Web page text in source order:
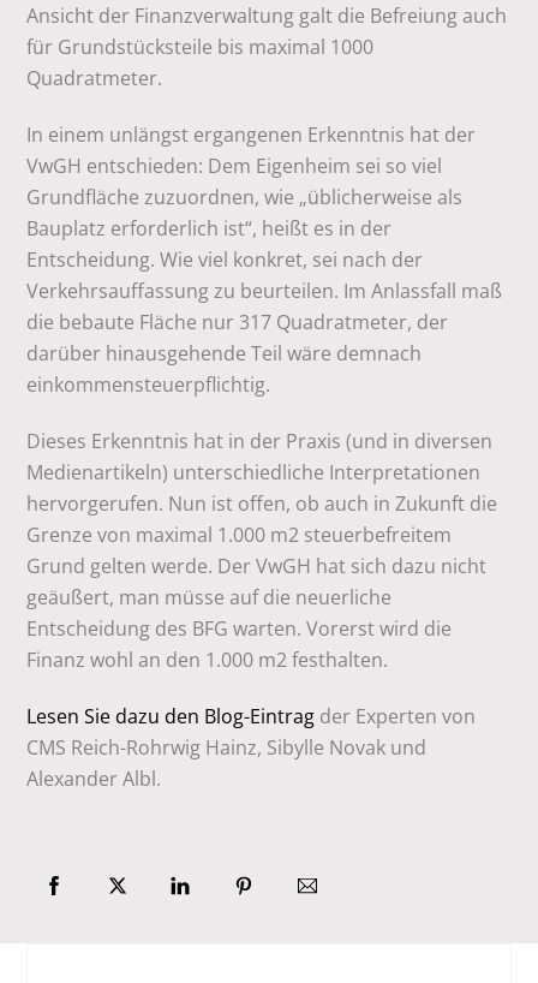
Ansicht der Finanzverwaltung galt die Befreiung auch
für Grundstücksteile bis maximal 1000
Quadratmeter.
In einem unlängst ergangenen Erkenntnis hat der
VwGH entschieden: Dem Eigenheim sei so viel
Grundfläche zuzuordnen, wie „üblicherweise als
Bauplatz erforderlich ist“, heißt es in der
Entscheidung. Wie viel konkret, sei nach der
Verkehrsauffassung zu beurteilen. Im Anlassfall maß
die bebaute Fläche nur 317 Quadratmeter, der
darüber hinausgehende Teil wäre demnach
einkommensteuerpflichtig.
Dieses Erkenntnis hat in der Praxis (und in diversen
Medienartikeln) unterschiedliche Interpretationen
hervorgerufen. Nun ist offen, ob auch in Zukunft die
Grenze von maximal 1.000 m2 steuerbefreitem
Grund gelten werde. Der VwGH hat sich dazu nicht
geäußert, man müsse auf die neuerliche
Entscheidung des BFG warten. Vorerst wird die
Finanz wohl an den 1.000 m2 festhalten.
Lesen Sie dazu den Blog-Eintrag der Experten von
CMS Reich-Rohrwig Hainz, Sibylle Novak und
Alexander Albl.